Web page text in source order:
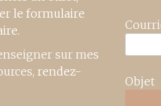
le formulaire
.
sur mes
rendez-
Objet